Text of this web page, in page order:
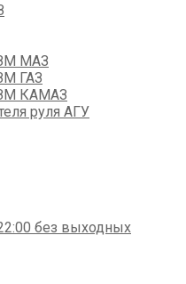
МАЗ
ГАЗ
КАМАЗ
руля АГУ
без выходных